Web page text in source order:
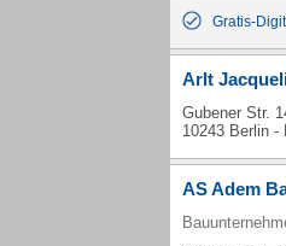
Gratis-
Arlt
Gubener Str.
10243 Berlin -
AS Adem